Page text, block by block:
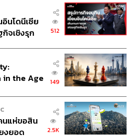
62
THE AUTHOR
STANDARD TEAM
บรรณาธิการ THE STANDARD
นโดนีเซีย
จเชิงรุก
512
in the Age
149
นแห่ขอสิน
งยอด
2.5K